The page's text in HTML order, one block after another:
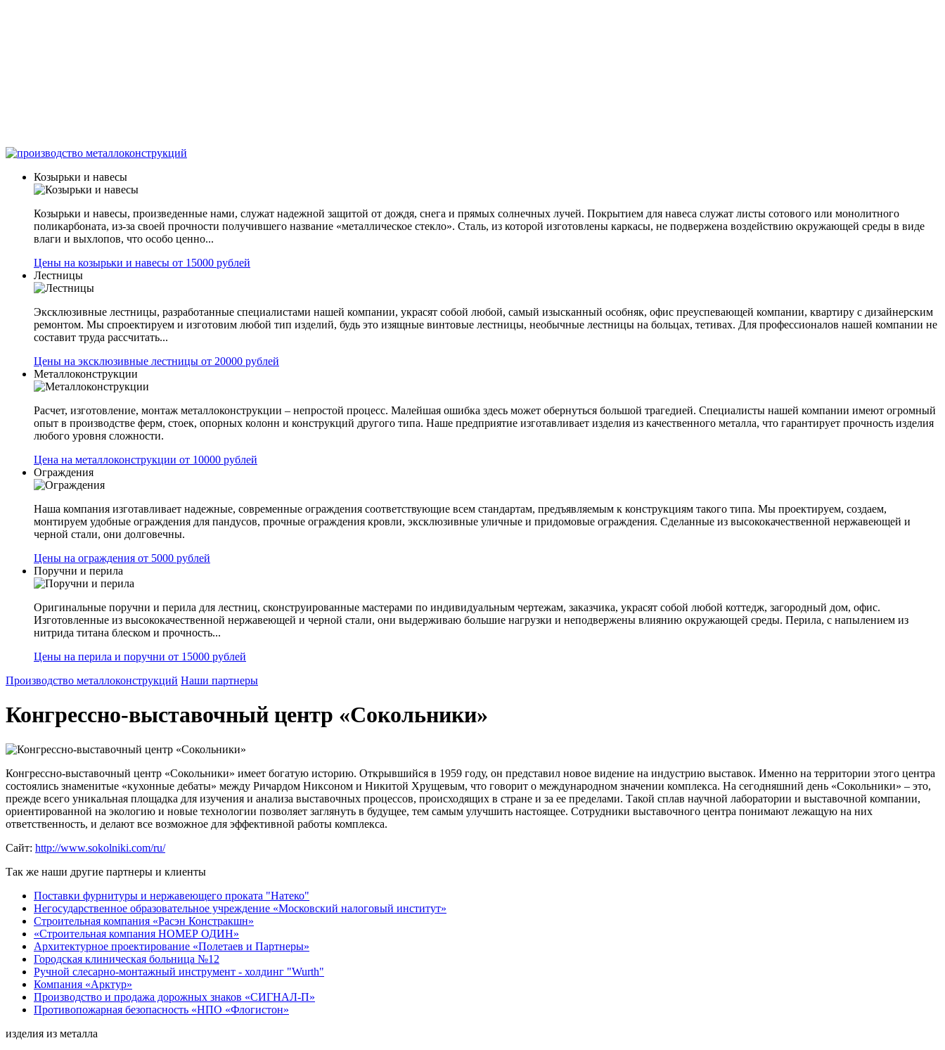
Козырьки и навесы
Козырьки и навесы, произведенные нами, служат надежной защитой от дождя, снега и прямых солнечных лучей. Покрытием для навеса служат листы сотового или монолитного
поликарбоната, из-за своей прочности получившего название «металлическое стекло». Сталь, из которой изготовлены каркасы, не подвержена воздействию окружающей среды в виде
влаги и выхлопов, что особо ценно...
Цены на козырьки и навесы от 15000 рублей
Лестницы
Эксклюзивные лестницы, разработанные специалистами нашей компании, украсят собой любой, самый изысканный особняк, офис преуспевающей компании, квартиру с дизайнерским
ремонтом. Мы спроектируем и изготовим любой тип изделий, будь это изящные винтовые лестницы, необычные лестницы на больцах, тетивах. Для профессионалов нашей компании не
составит труда рассчитать...
Цены на эксклюзивные лестницы от 20000 рублей
Металлоконструкции
Расчет, изготовление, монтаж металлоконструкции – непростой процесс. Малейшая ошибка здесь может обернуться большой трагедией. Специалисты нашей компании имеют огромный
опыт в производстве ферм, стоек, опорных колонн и конструкций другого типа. Наше предприятие изготавливает изделия из качественного металла, что гарантирует прочность изделия
любого уровня сложности.
Цена на металлоконструкции от 10000 рублей
Ограждения
Наша компания изготавливает надежные, современные ограждения соответствующие всем стандартам, предъявляемым к конструкциям такого типа. Мы проектируем, создаем,
монтируем удобные ограждения для пандусов, прочные ограждения кровли, эксклюзивные уличные и придомовые ограждения. Сделанные из высококачественной нержавеющей и
черной стали, они долговечны.
Цены на ограждения от 5000 рублей
Поручни и перила
Оригинальные поручни и перила для лестниц, сконструированные мастерами по индивидуальным чертежам, заказчика, украсят собой любой коттедж, загородный дом, офис.
Изготовленные из высококачественной нержавеющей и черной стали, они выдерживаю большие нагрузки и неподвержены влиянию окружающей среды. Перила, с напылением из
нитрида титана блеском и прочность...
Цены на перила и поручни от 15000 рублей
Производство металлоконструкций Наши партнеры
Конгрессно-выставочный центр «Сокольники»
Конгрессно-выставочный центр «Сокольники» имеет богатую историю. Открывшийся в 1959 году, он представил новое видение на индустрию выставок. Именно на территории этого центра
состоялись знаменитые «кухонные дебаты» между Ричардом Никсоном и Никитой Хрущевым, что говорит о международном значении комплекса. На сегодняшний день «Сокольники» – это,
прежде всего уникальная площадка для изучения и анализа выставочных процессов, происходящих в стране и за ее пределами. Такой сплав научной лаборатории и выставочной компании,
ориентированной на экологию и новые технологии позволяет заглянуть в будущее, тем самым улучшить настоящее. Сотрудники выставочного центра понимают лежащую на них
ответственность, и делают все возможное для эффективной работы комплекса.
Сайт: http://www.sokolniki.com/ru/
Так же наши другие партнеры и клиенты
Поставки фурнитуры и нержавеющего проката "Натеко"
Негосударственное образовательное учреждение «Московский налоговый институт»
Строительная компания «Расэн Констракшн»
«Строительная компания НОМЕР ОДИН»
Архитектурное проектирование «Полетаев и Партнеры»
Городская клиническая больница №12
Ручной слесарно-монтажный инструмент - холдинг "Wurth"
Компания «Арктур»
Производство и продажа дорожных знаков «СИГНАЛ-П»
Противопожарная безопасность «НПО «Флогистон»
изделия из металла